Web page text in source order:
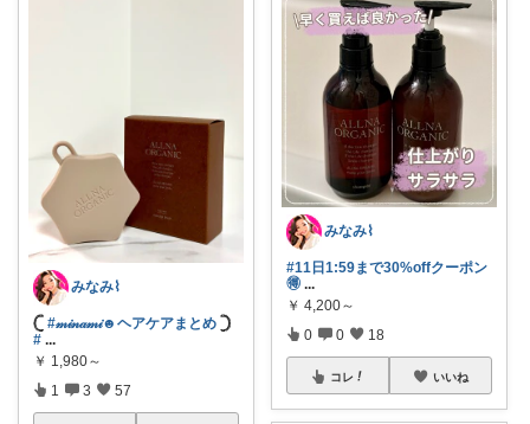
みなみ⌇
𓊆 #𝓂𝒾𝓃𝒶𝓂𝒾☻ヘアケアまとめ 𓊇
# ...
￥ 1,980～
1 3 57
みなみ⌇
#11日1:59まで30%offクーポン
🉐 ...
￥ 4,200～
0 0 18
コレ いいね